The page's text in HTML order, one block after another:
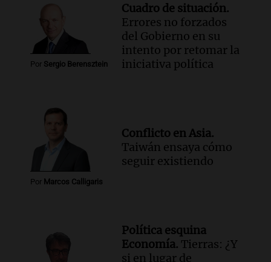
Por Sergio Berensztein
Cuadro de situación.
Errores no forzados
del Gobierno en su
intento por retomar la
iniciativa política
Por Marcos Calligaris
Conflicto en Asia.
Taiwán ensaya cómo
seguir existiendo
Política esquina
Economía. Tierras: ¿Y
si en lugar de